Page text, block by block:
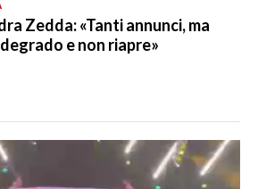
Zedda: «Tanti annunci, ma
e non riapre»